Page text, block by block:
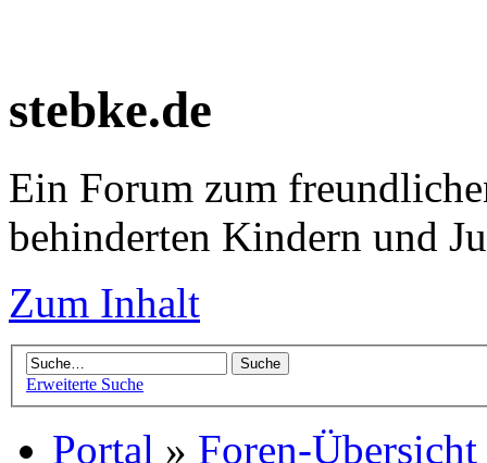
stebke.de
Ein Forum zum
behinderten Kindern und
Zum Inhalt
Erweiterte Suche
Portal » Foren-Übersicht